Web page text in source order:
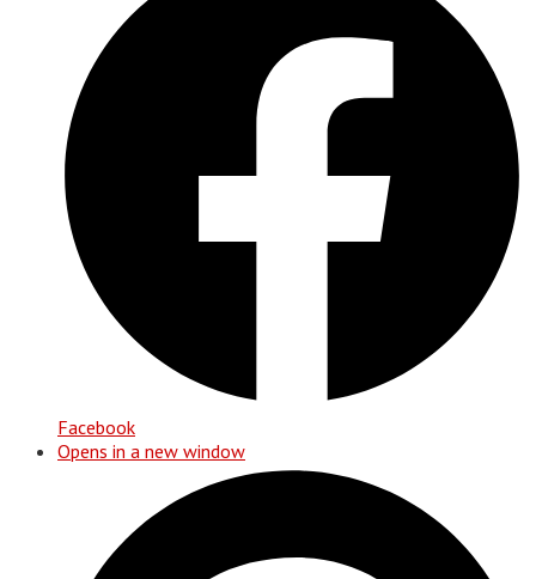
Facebook
Opens in a new window